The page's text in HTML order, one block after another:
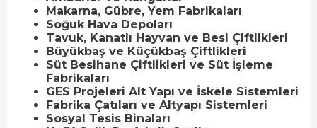
Makarna, Gübre, Yem Fabrikaları
Soğuk Hava Depoları
Tavuk, Kanatlı Hayvan ve Besi Çiftlikleri
Büyükbaş ve Küçükbaş Çiftlikleri
Süt Besihane Çiftlikleri ve Süt İşleme
Fabrikaları
GES Projeleri Alt Yapı ve İskele Sistemleri
Fabrika Çatıları ve Altyapı Sistemleri
Sosyal Tesis Binaları